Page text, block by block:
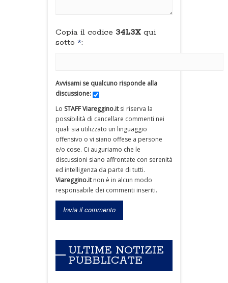
Copia il codice 34L3X qui
sotto *:
Avvisami se qualcuno risponde alla
discussione:
Lo STAFF Viareggino.itsi riserva la
possibilità di cancellare commenti nei
quali sia utilizzato un linguaggio
offensivo o vi siano offese a persone
e/o cose. Ci auguriamo che le
discussioni siano affrontate con serenità
ed intelligenza da parte di tutti.
Viareggino.itnon è in alcun modo
responsabile dei commenti inseriti.
ULTIME NOTIZIE
PUBBLICATE